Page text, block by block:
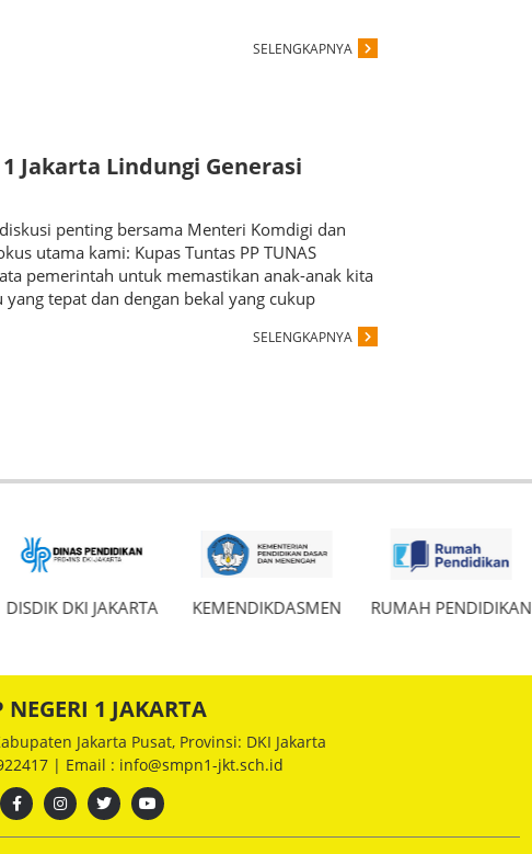
SELENGKAPNYA
Jakarta Lindungi Generasi
penting bersama Menteri Komdigi dan
utama kami: Kupas Tuntas PP TUNAS
pemerintah untuk memastikan anak-anak kita
tepat dan dengan bekal yang cukup
SELENGKAPNYA
DISDIK DKI JAKARTA KEMENDIKDASMEN RUMAH PENDIDIKAN
NEGERI 1 JAKARTA
Jakarta Pusat, Provinsi: DKI Jakarta
| Email : info@smpn1-jkt.sch.id